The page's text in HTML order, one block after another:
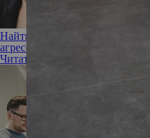
Найти противоядие: 7
агрессивным коллегой
Читать полностью